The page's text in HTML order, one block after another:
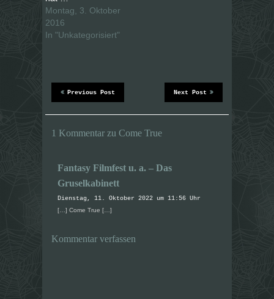
e
e
n
i
n
u
F
t
e
r
g
ö
f
t
)
u
F
t
e
ö
t
)
Montag, 3. Oktober
2016
In "Unkategorisiert"
Next Post
Previous Post
1 Kommentar zu Come True
Fantasy Filmfest u. a. – Das
Gruselkabinett
Dienstag, 11. Oktober 2022 um 11:56 Uhr
[…] Come True […]
Kommentar verfassen